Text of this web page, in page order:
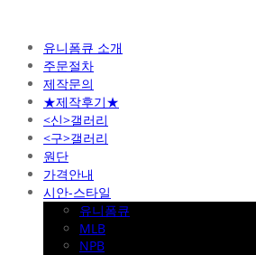
유니폼큐 소개
주문절차
제작문의
★제작후기★
<신>갤러리
<구>갤러리
원단
가격안내
시안-스타일
유니폼큐
MLB
NPB